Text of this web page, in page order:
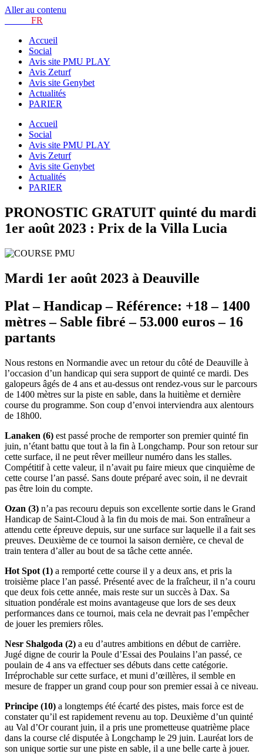
Aller au contenu
FR
Accueil
Social
Avis site PMU PLAY
Avis Zeturf
Avis site Genybet
Actualités
PARIER
Accueil
Social
Avis site PMU PLAY
Avis Zeturf
Avis site Genybet
Actualités
PARIER
PRONOSTIC GRATUIT quinté du mardi
1er août 2023 : Prix de la Villa Lucia
Mardi 1er août 2023 à Deauville
Plat – Handicap – Référence: +18 – 1400
mètres – Sable fibré – 53.000 euros – 16
partants
Nous restons en Normandie avec un retour du côté de Deauville à
l’occasion d’un handicap qui sera support de quinté ce mardi. Des
galopeurs âgés de 4 ans et au-dessus ont rendez-vous sur le parcours
de 1400 mètres sur la piste en sable, dans la huitième et dernière
course du programme. Son coup d’envoi interviendra aux alentours
de 18h00.
Lanaken (6) est passé proche de remporter son premier quinté fin
juin, n’étant battu que tout à la fin à Longchamp. Pour son retour sur
cette surface, il ne peut rêver meilleur numéro dans les stalles.
Compétitif à cette valeur, il n’avait pu faire mieux que cinquième de
cette course l’an passé. Sans doute préparé avec soin, il ne devrait
pas être loin du compte.
Ozan (3) n’a pas recouru depuis son excellente sortie dans le Grand
Handicap de Saint-Cloud à la fin du mois de mai. Son entraîneur a
attendu cette épreuve depuis, sur une surface sur laquelle il a fait ses
preuves. Deuxième de ce tournoi la saison dernière, ce cheval de
train tentera d’aller au bout de sa tâche cette année.
Hot Spot (1) a remporté cette course il y a deux ans, et pris la
troisième place l’an passé. Présenté avec de la fraîcheur, il n’a couru
que deux fois cette année, mais reste sur un succès à Dax. Sa
situation pondérale est moins avantageuse que lors de ses deux
performances dans ce tournoi, mais cela ne devrait pas l’empêcher
de jouer les premiers rôles.
Nesr Shalgoda (2) a eu d’autres ambitions en début de carrière.
Jugé digne de courir la Poule d’Essai des Poulains l’an passé, ce
poulain de 4 ans va effectuer ses débuts dans cette catégorie.
Irréprochable sur cette surface, et muni d’œillères, il semble en
mesure de frapper un grand coup pour son premier essai à ce niveau.
Principe (10) a longtemps été écarté des pistes, mais force est de
constater qu’il est rapidement revenu au top. Deuxième d’un quinté
au Val d’Or courant juin, il a pris une prometteuse quatrième place
dans la course clé disputée à Longchamp le 29 juin. Lauréat lors de
son unique sortie sur une piste en sable, il a une belle carte à jouer.